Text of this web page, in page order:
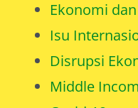
Isu
Disrupsi
Middle
Covid-19